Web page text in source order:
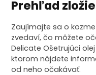
Prehľad
Zaujímajte sa o
zvedaví, čo môžete
Delicate Ošetrujúci
ktorom nájdete
od neho očakávať.